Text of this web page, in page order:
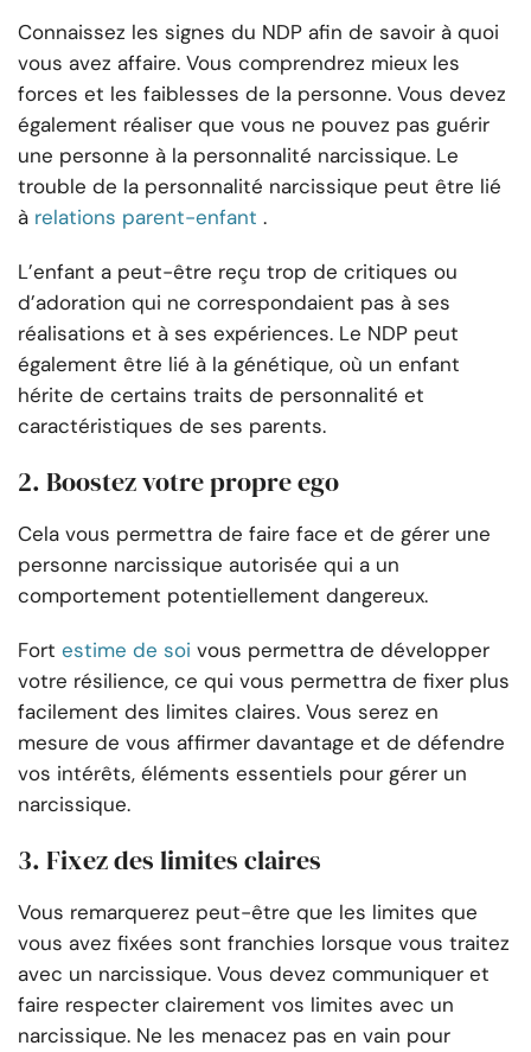
Connaissez les signes du NDP afin de savoir à quoi
vous avez affaire. Vous comprendrez mieux les
forces et les faiblesses de la personne. Vous devez
également réaliser que vous ne pouvez pas guérir
une personne à la personnalité narcissique. Le
trouble de la personnalité narcissique peut être lié
à relations parent-enfant .
L’enfant a peut-être reçu trop de critiques ou
d’adoration qui ne correspondaient pas à ses
réalisations et à ses expériences. Le NDP peut
également être lié à la génétique, où un enfant
hérite de certains traits de personnalité et
caractéristiques de ses parents.
2. Boostez votre propre ego
Cela vous permettra de faire face et de gérer une
personne narcissique autorisée qui a un
comportement potentiellement dangereux.
Fort estime de soi vous permettra de développer
votre résilience, ce qui vous permettra de fixer plus
facilement des limites claires. Vous serez en
mesure de vous affirmer davantage et de défendre
vos intérêts, éléments essentiels pour gérer un
narcissique.
3. Fixez des limites claires
Vous remarquerez peut-être que les limites que
vous avez fixées sont franchies lorsque vous traitez
avec un narcissique. Vous devez communiquer et
faire respecter clairement vos limites avec un
narcissique. Ne les menacez pas en vain pour